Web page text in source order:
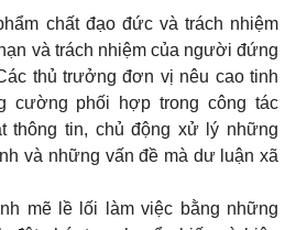
chất đạo đức và trách nhiệm
và trách nhiệm của người đứng
thủ trưởng đơn vị nêu cao tinh
cường phối hợp trong công tác
t thông tin, chủ động xử lý những
và những vấn đề mà dư luận xã
mẽ lề lối làm việc bằng những